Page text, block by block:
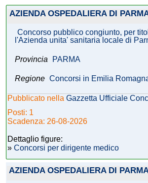
AZIENDA OSPEDALIERA DI
Concorso pubblico congiunto, per
l'Azienda unita' sanitaria locale di
Provincia PARMA
Regione Concorsi in Emilia
Pubblicato nella Gazzetta Ufficiale
Posti: 1
Scadenza: 26-08-2026
Dettaglio figure:
» Concorsi per dirigente medico
AZIENDA OSPEDALIERA DI